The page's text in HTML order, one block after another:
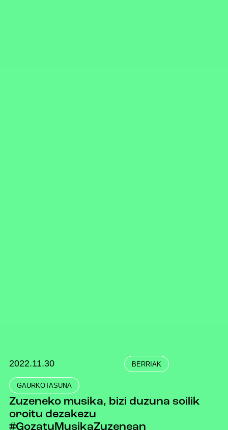
2022.11.30 BERRIAK
GAURKOTASUNA
Zuzeneko musika, bizi duzuna soilik
oroitu dezakezu
#GozatuMusikaZuzenean